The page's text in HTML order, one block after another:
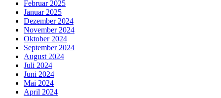
Februar 2025
Januar 2025
Dezember 2024
November 2024
Oktober 2024
September 2024
August 2024
Juli 2024
Juni 2024
Mai 2024
April 2024